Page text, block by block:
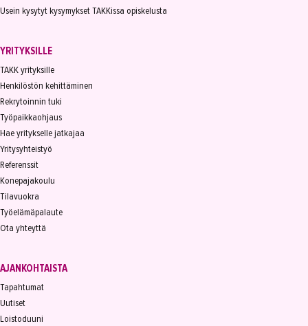
Usein kysytyt kysymykset TAKKissa opiskelusta
YRITYKSILLE
TAKK yrityksille
Henkilöstön kehittäminen
Rekrytoinnin tuki
Työpaikkaohjaus
Hae yritykselle jatkajaa
Yritysyhteistyö
Referenssit
Konepajakoulu
Tilavuokra
Työelämäpalaute
Ota yhteyttä
AJANKOHTAISTA
Tapahtumat
Uutiset
Loistoduuni